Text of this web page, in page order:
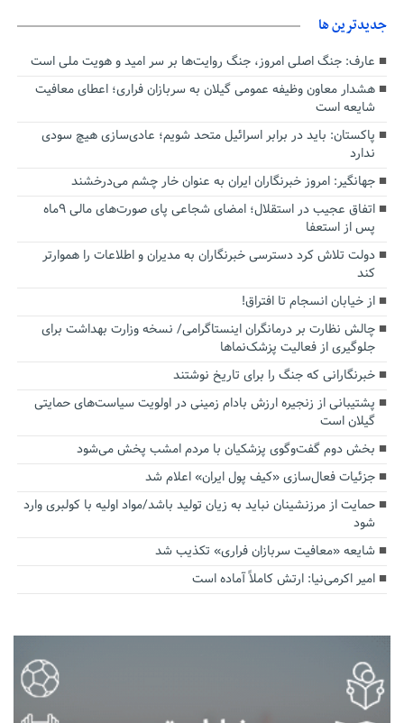
جديدترين ها
عارف: جنگ اصلی امروز، جنگ روایت‌ها بر سر امید و هویت ملی است
هشدار معاون وظیفه عمومی گیلان به سربازان فراری؛ اعطای معافیت
شایعه است
پاکستان: باید در برابر اسرائیل متحد شویم؛ عادی‌سازی هیچ سودی
ندارد
جهانگیر: امروز خبرنگاران ایران به عنوان خار چشم می‌درخشند
اتفاق عجیب در استقلال؛ امضای شجاعی پای صورت‌های مالی ٩ماه
پس از استعفا
دولت تلاش کرد دسترسی خبرنگاران به مدیران و اطلاعات را هموارتر
کند
از خیابان انسجام تا افتراق!
چالش نظارت بر درمانگران اینستاگرامی/ نسخه وزارت بهداشت برای
جلوگیری از فعالیت پزشک‌نماها
خبرنگارانی که جنگ را برای تاریخ نوشتند
پشتیبانی از زنجیره ارزش بادام زمینی در اولویت سیاست‌های حمایتی
گیلان است
بخش دوم گفت‌وگوی پزشکیان با مردم امشب پخش می‌شود
جزئیات فعال‌سازی «کیف پول ایران» اعلام شد
حمایت از مرزنشینان نباید به زیان تولید باشد/مواد اولیه با کولبری وارد
شود
شایعه «معافیت سربازان فراری» تکذیب شد
امیر اکرمی‌نیا: ارتش کاملاً آماده است